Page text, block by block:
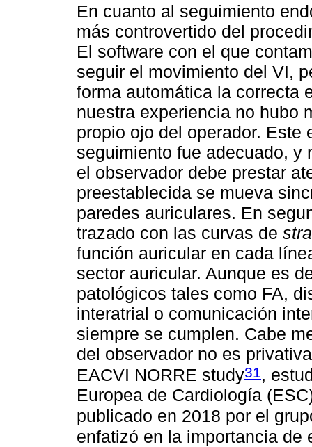
En cuanto al seguimiento
más controvertido del
El software con el que
seguir el movimiento del VI,
forma automática la correcta
nuestra experiencia no hubo
propio ojo del operador. Este
seguimiento fue adecuado, y
el observador debe prestar
preestablecida se mueva
paredes auriculares. En
trazado con las curvas de
función auricular en cada
sector auricular. Aunque es
patológicos tales como FA,
interatrial o comunicación
siempre se cumplen. Cabe
del observador no es
EACVI NORRE study31,
Europea de Cardiología
publicado en 2018 por el
enfatizó en la importancia de